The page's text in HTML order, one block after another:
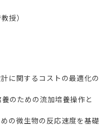
授）
に関するコストの最適化の
のための流加培養操作と
の微生物の反応速度を基礎